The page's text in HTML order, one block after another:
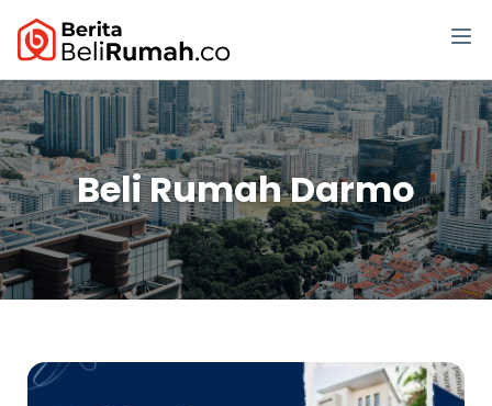
Beli Rumah Darmo